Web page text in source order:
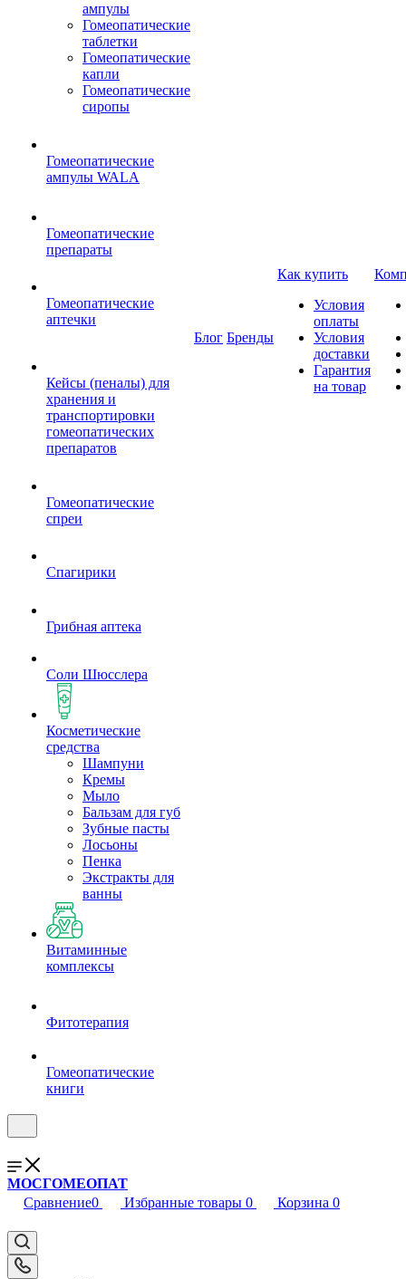
ампулы
Гомеопатические
таблетки
Гомеопатические
капли
Гомеопатические
сиропы
Гомеопатические
ампулы WALA
Гомеопатические
препараты
Гомеопатические
аптечки
Кейсы (пеналы) для
хранения и
транспортировки
гомеопатических
препаратов
Гомеопатические
спреи
Спагирики
Грибная аптека
Соли Шюсслера
Косметические
средства
Шампуни
Кремы
Мыло
Бальзам для губ
Зубные пасты
Лосьоны
Пенка
Экстракты для
ванны
Витаминные
комплексы
Фитотерапия
Гомеопатические
книги
Блог Бренды
Как купить
Условия
оплаты
Условия
доставки
Гарантия
на товар
МОСГОМЕОПАТ
Сравнение0 Избранные товары 0 Корзина 0